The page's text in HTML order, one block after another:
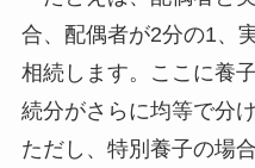
合、配偶者が2分の1、
相続します。ここに養
続分がさらに均等で分
ただし、特別養子の場